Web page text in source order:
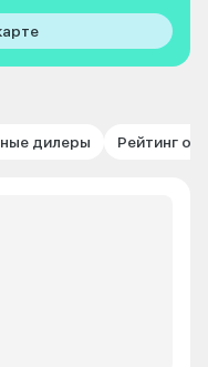
дилеры Рейтинг